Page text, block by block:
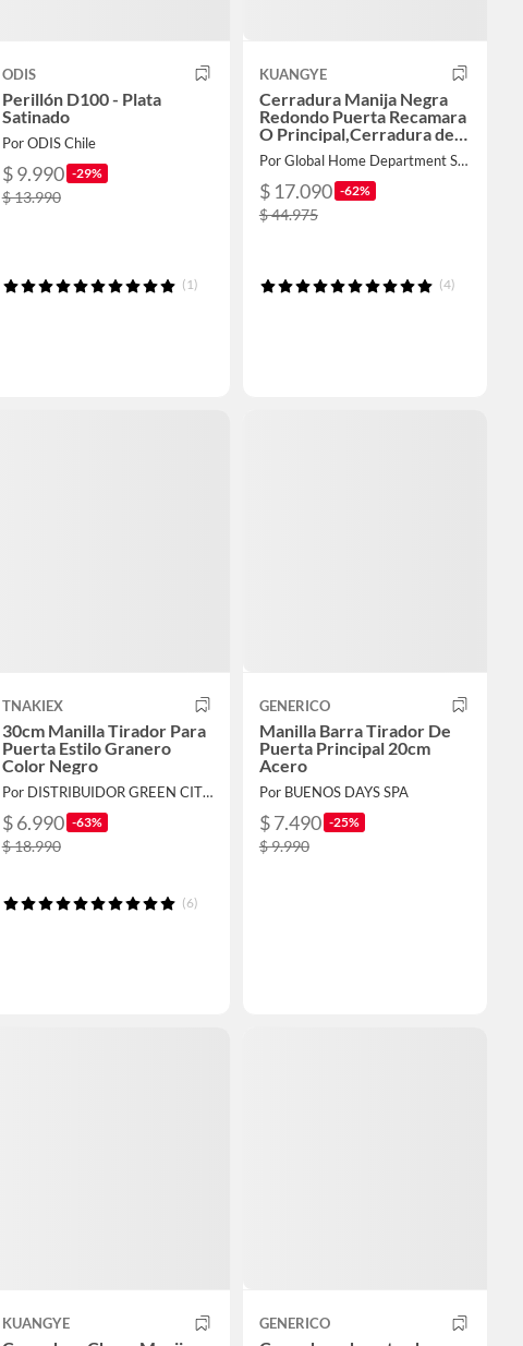
ODIS
Perillón D100 - Plata
Satinado
Por ODIS Chile
$ 9.990 -29%
$ 13.990
(1)
KUANGYE
Cerradura Manija Negra
Redondo Puerta Recamara
O Principal,Cerradura de
Palanca de Puerta
Por Global Home Department Store
$ 17.090 -62%
$ 44.975
(4)
TNAKIEX
30cm Manilla Tirador Para
Puerta Estilo Granero
Color Negro
Por DISTRIBUIDOR GREEN CITY SpA
$ 6.990 -63%
$ 18.990
(6)
GENERICO
Manilla Barra Tirador De
Puerta Principal 20cm
Acero
Por BUENOS DAYS SPA
$ 7.490 -25%
$ 9.990
KUANGYE GENERICO